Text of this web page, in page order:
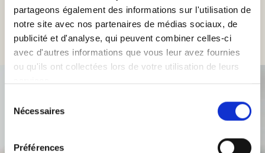
partageons également des informations sur l'utilisation de
notre site avec nos partenaires de médias sociaux, de
publicité et d'analyse, qui peuvent combiner celles-ci
avec d'autres informations que vous leur avez fournies
ou qu'ils ont collectées lors de votre utilisation de leurs
Nécessaires
Préférences